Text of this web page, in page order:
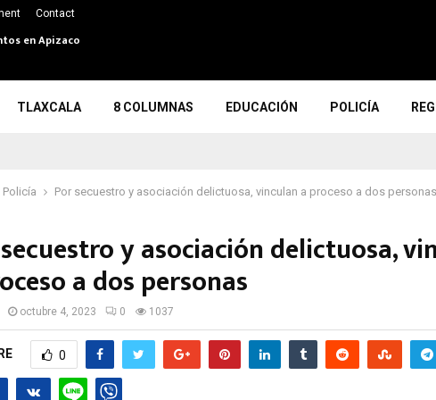
Contact
en Apizaco
TLAXCALA 8 COLUMNAS EDUCACIÓN POLICÍA
Policía Por secuestro y asociación delictuosa, vinculan a proceso a dos personas
y asociación delictuosa,
a dos personas
octubre 4, 2023 0 1037
0